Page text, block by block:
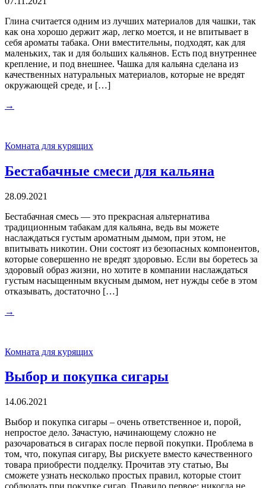
Глина считается одним из лучших материалов для чашки, так
как она хорошо держит жар, легко моется, и не впитывает в
себя ароматы табака. Они вместительны, подходят, как для
маленьких, так и для больших кальянов. Есть под внутреннее
крепление, и под внешнее. Чашка для кальяна сделана из
качественных натуральных материалов, которые не вредят
окружающей среде, и […]
→
Комната для курящих
Бестабачные смеси для кальяна
28.09.2021
Бестабачная смесь — это прекрасная альтернатива
традиционным табакам для кальяна, ведь вы можете
наслаждаться густым ароматным дымом, при этом, не
впитывать никотин. Они состоят из безопасных компонентов,
которые совершенно не вредят здоровью. Если вы боретесь за
здоровый образ жизни, но хотите в компании наслаждаться
густым насыщенным вкусным дымом, нет нужды себе в этом
отказывать, достаточно […]
→
Комната для курящих
Выбор и покупка сигары
14.06.2021
Выбор и покупка сигары – очень ответственное и, порой,
непростое дело. Зачастую, начинающему сложно не
разочароваться в сигарах после первой покупки. Проблема в
том, что, покупая сигару, Вы рискуете вместо качественного
товара приобрести подделку. Прочитав эту статью, Вы
сможете узнать несколько простых правил, которые стоит